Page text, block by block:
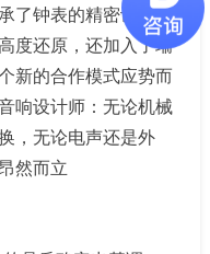
了钟表的精密设计，
度还原，还加入了瑞
新的合作模式应势而
设计师：无论机械
，无论电声还是外
然而立